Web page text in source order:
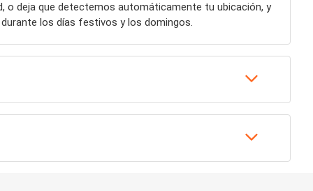
o deja que detectemos automáticamente tu ubicación, y
los días festivos y los domingos.